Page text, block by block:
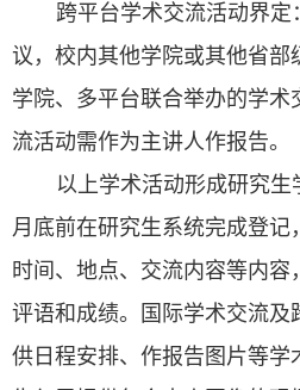
跨平台学术交流活动界定
议，校内其他学院或其他省部
学院、多平台联合举办的学术
流活动需作为主讲人作报告。
以上学术活动形成研究
月底前在研究生系统完成登记
时间、地点、交流内容等内容
评语和成绩。国际学术交流及
供日程安排、作报告图片等学